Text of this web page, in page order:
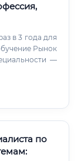
в 3 года для
Рынок
—
по